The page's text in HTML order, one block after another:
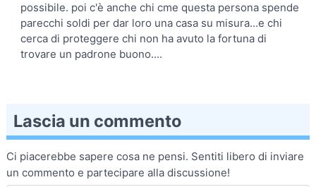
possibile. poi c'è anche chi cme questa persona spende
parecchi soldi per dar loro una casa su misura...e chi
cerca di proteggere chi non ha avuto la fortuna di
trovare un padrone buono....
Lascia un commento
Ci piacerebbe sapere cosa ne pensi. Sentiti libero di inviare
un commento e partecipare alla discussione!